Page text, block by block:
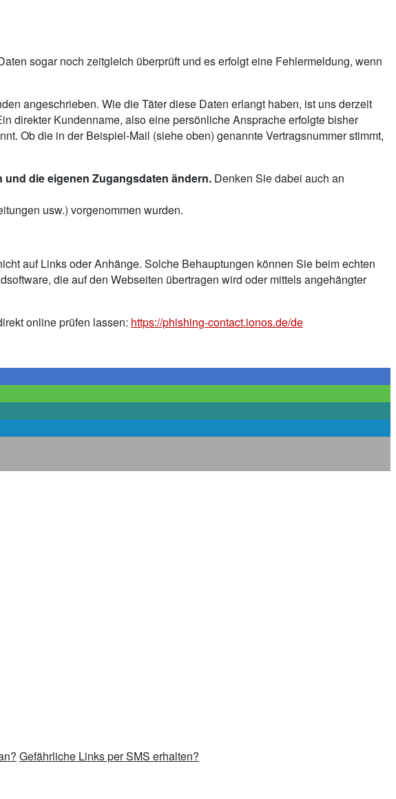
sogar noch zeitgleich überprüft und es erfolgt eine Fehlermeldung, wenn
angeschrieben. Wie die Täter diese Daten erlangt haben, ist uns derzeit
direkter Kundenname, also eine persönliche Ansprache erfolgte bisher
Ob die in der Beispiel-Mail (siehe oben) genannte Vertragsnummer stimmt,
die eigenen Zugangsdaten ändern. Denken Sie dabei auch an
usw.) vorgenommen wurden.
auf Links oder Anhänge. Solche Behauptungen können Sie beim echten
die auf den Webseiten übertragen wird oder mittels angehängter
online prüfen lassen: https://phishing-contact.ionos.de/de
Gefährliche Links per SMS erhalten?